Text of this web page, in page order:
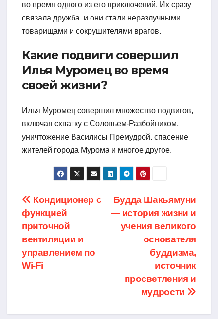
во время одного из его приключений. Их сразу
связала дружба, и они стали неразлучными
товарищами и сокрушителями врагов.
Какие подвиги совершил
Илья Муромец во время
своей жизни?
Илья Муромец совершил множество подвигов,
включая схватку с Соловьем-Разбойником,
уничтожение Василисы Премудрой, спасение
жителей города Мурома и многое другое.
Навигация
по
записям
Будда Шакьямуни
— история жизни и
учения великого
основателя
буддизма,
источник
просветления и
мудрости
Кондиционер с
функцией
приточной
вентиляции и
управлением по
Wi-Fi